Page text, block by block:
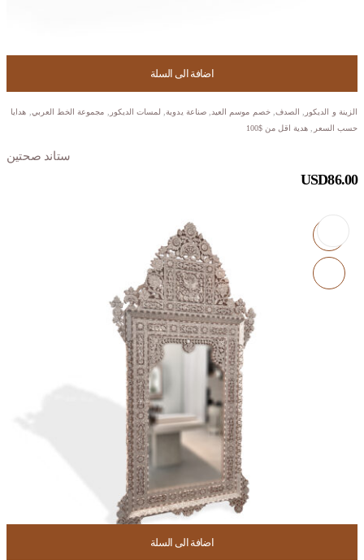
اضافة الى السلة
الزينة و الديكور الصدف ,خصم موسم العيد ,صناعة يدوية, لمسات الديكور مجموعة الخط العربي
هدايا
حسب السعر
هدية اقل من $100
ستاند صحتين
USD86.00
اضافة الى السلة